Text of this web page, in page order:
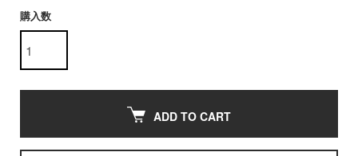
購入数
ADD TO CART